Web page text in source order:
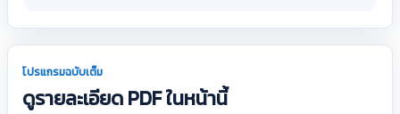
โปรแกรมฉบับเต็ม
ดูรายละเอียด PDF ในหน้านี้